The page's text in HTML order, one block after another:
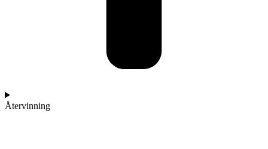
Återvinning